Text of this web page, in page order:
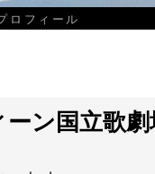
ロフィール
ーン国立歌